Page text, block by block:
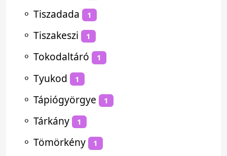
⚬ Tiszadada 1
⚬ Tiszakeszi 1
⚬ Tokodaltáró 1
⚬ Tyukod 1
⚬ Tápiógyörgye 1
⚬ Tárkány 1
⚬ Tömörkény 1